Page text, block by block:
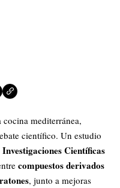
mediterránea,
científico. Un estudio
Científicas
compuestos derivados
, junto a mejoras